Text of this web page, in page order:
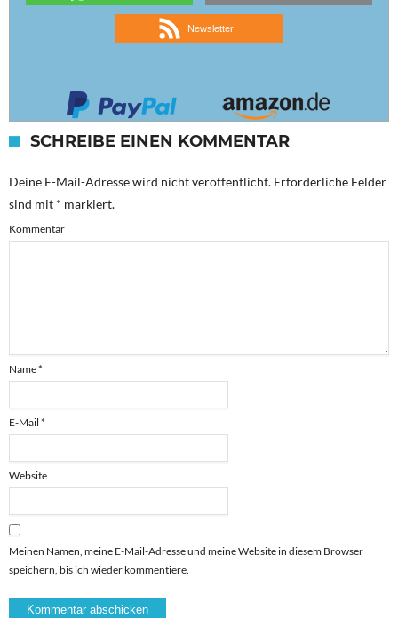
Newsletter
SCHREIBE EINEN KOMMENTAR
Deine E-Mail-Adresse wird nicht veröffentlicht. Erforderliche Felder
sind mit * markiert.
Kommentar
Name*
E-Mail *
Website
Meinen Namen, meine E-Mail-Adresse und meine Website in diesem Browser
speichern, bis ich wieder kommentiere.